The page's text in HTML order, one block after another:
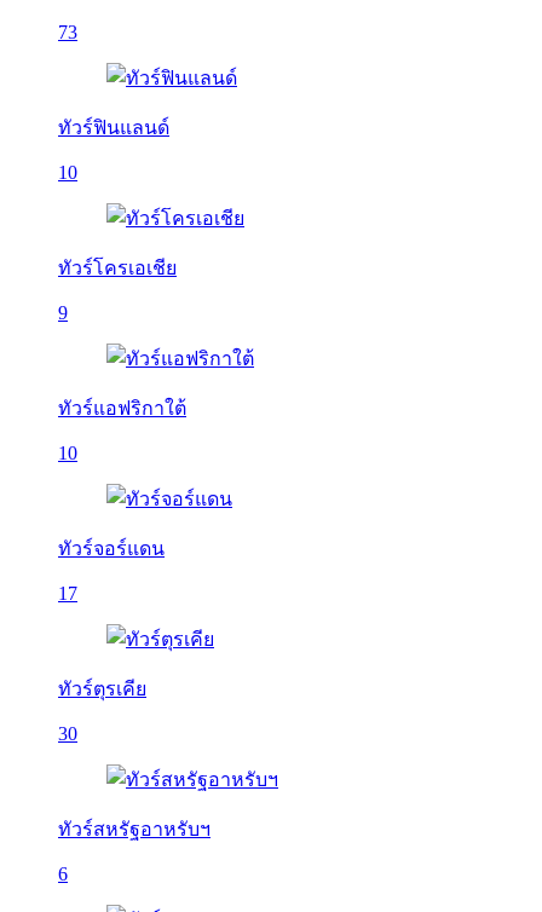
73
ทัวร์ฟินแลนด์
10
ทัวร์โครเอเชีย
9
ทัวร์แอฟริกาใต้
10
ทัวร์จอร์แดน
17
ทัวร์ตุรเคีย
30
ทัวร์สหรัฐอาหรับฯ
6